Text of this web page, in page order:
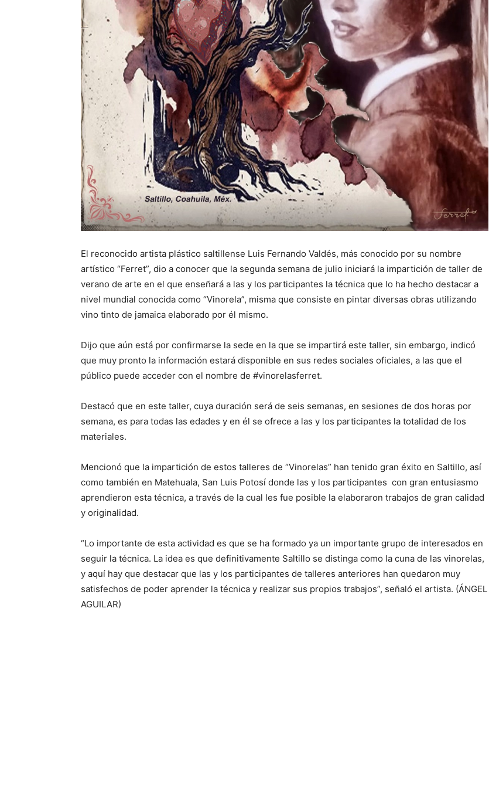
El reconocido artista plástico saltillense Luis Fernando Valdés, más conocido por su nombre
artístico “Ferret”, dio a conocer que la segunda semana de julio iniciará la impartición de taller de
verano de arte en el que enseñará a las y los participantes la técnica que lo ha hecho destacar a
nivel mundial conocida como “Vinorela”, misma que consiste en pintar diversas obras utilizando
vino tinto de jamaica elaborado por él mismo.
Dijo que aún está por confirmarse la sede en la que se impartirá este taller, sin embargo, indicó
que muy pronto la información estará disponible en sus redes sociales oficiales, a las que el
público puede acceder con el nombre de #vinorelasferret.
Destacó que en este taller, cuya duración será de seis semanas, en sesiones de dos horas por
semana, es para todas las edades y en él se ofrece a las y los participantes la totalidad de los
materiales.
Mencionó que la impartición de estos talleres de “Vinorelas” han tenido gran éxito en Saltillo, así
como también en Matehuala, San Luis Potosí donde las y los participantes con gran entusiasmo
aprendieron esta técnica, a través de la cual les fue posible la elaboraron trabajos de gran calidad
y originalidad.
“Lo importante de esta actividad es que se ha formado ya un importante grupo de interesados en
seguir la técnica. La idea es que definitivamente Saltillo se distinga como la cuna de las vinorelas,
y aquí hay que destacar que las y los participantes de talleres anteriores han quedaron muy
satisfechos de poder aprender la técnica y realizar sus propios trabajos”, señaló el artista. (ÁNGEL
AGUILAR)